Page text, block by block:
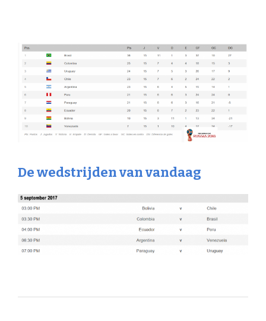
De wedstrijden van vandaag